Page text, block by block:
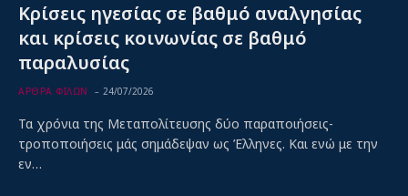
Κρίσεις ηγεσίας σε βαθμό αναλγησίας
και κρίσεις κοινωνίας σε βαθμό
παραλυσίας
ΑΡΘΡΑ ΦΙΛΩΝ 24/07/2026
Τα χρόνια της Μεταπολίτευσης δύο παραποιήσεις-
τροποποιήσεις μάς σημάδεψαν ως Έλληνες. Και ενώ με την
εν…